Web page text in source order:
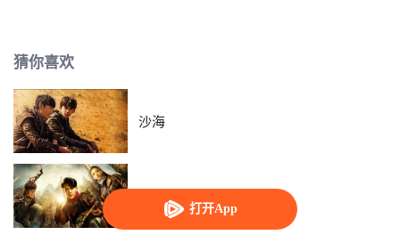
打开App
猜你喜欢
沙海